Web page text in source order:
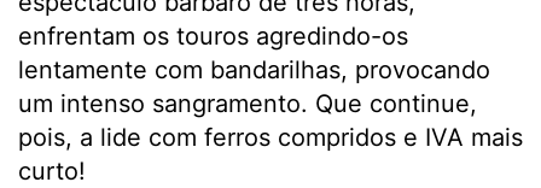
enfrentam os touros agredindo-os
lentamente com bandarilhas, provocando
um intenso sangramento. Que continue,
pois, a lide com ferros compridos e IVA mais
curto!